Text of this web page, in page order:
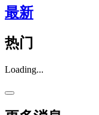
最新
热门
Loading...